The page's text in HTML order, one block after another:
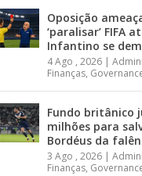
Oposição
‘paralisar’ FIFA
Infantino se
4 Ago , 2026 |
Finanças,
Fundo britânico
milhões para
Bordéus da
3 Ago , 2026 |
Finanças,